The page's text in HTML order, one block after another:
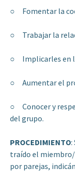
○ Fomentar la
○ Trabajar la
○ Implicarles en
○ Aumentar el
○ Conocer y
del grupo.
PROCEDIMIENTO:
traído el
por parejas,